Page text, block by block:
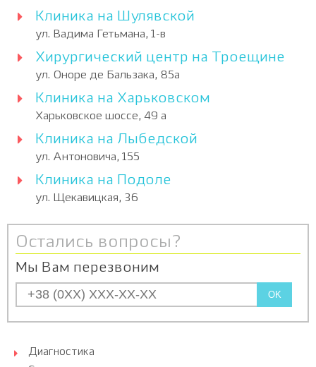
Клиника на Шулявской
ул. Вадима Гетьмана, 1-в
Хирургический центр на Троещине
ул. Оноре де Бальзака, 85а
Клиника на Харьковском
Харьковское шоссе, 49 а
Клиника на Лыбедской
ул. Антоновича, 155
Клиника на Подоле
ул. Щекавицкая, 36
Остались вопросы?
Мы Вам перезвоним
OK
Диагностика